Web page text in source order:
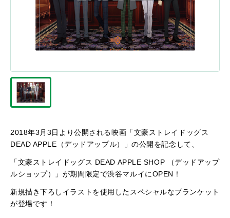
2018年3月3日より公開される映画「文豪ストレイドッグス
DEAD APPLE（デッドアップル）」の公開を記念して、
「文豪ストレイドッグス DEAD APPLE SHOP （デッドアップ
ルショップ）」が期間限定で渋谷マルイにOPEN！
新規描き下ろしイラストを使用したスペシャルなブランケット
が登場です！